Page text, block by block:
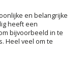
en belangrijke
heeft een
bijvoorbeeld in te
Heel veel om te